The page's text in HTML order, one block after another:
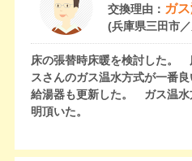
交換理由： ガ
(兵庫県三田市
床の張替時床暖を検討した。
スさんのガス温水方式が一番
給湯器も更新した。 ガス温水
明頂いた。